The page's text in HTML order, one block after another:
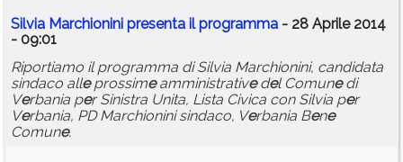
Silvia Marchionini presenta il programma - 28 Aprile 2014
- 09:01
Riportiamo il programma di Silvia Marchionini, candidata
sindaco alleprossimeamministrativedel Comunedi
Verbania per Sinistra Unita, Lista Civica con Silvia per
Verbania, PD Marchionini sindaco, Verbania Bene
Comune.